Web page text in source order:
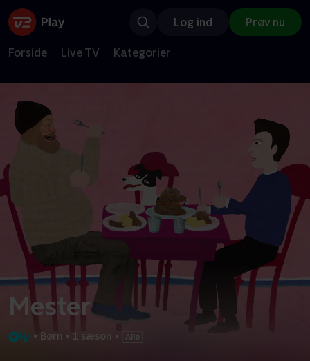
Log ind Prøv nu
Forside Live TV Kategorier
Mester
• Børn • 1 sæson •